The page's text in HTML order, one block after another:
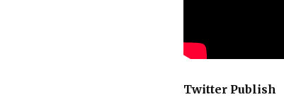
Twitter Publish